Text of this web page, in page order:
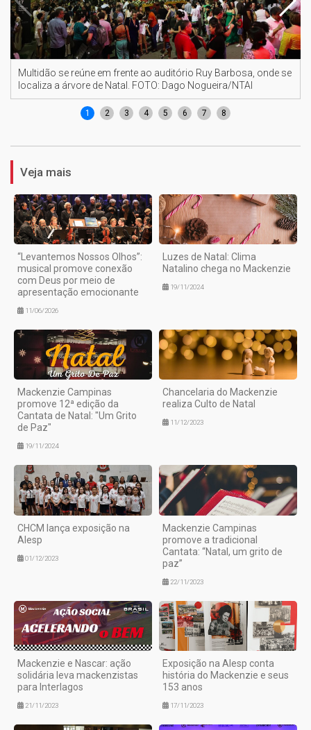
Multidão se reúne em frente ao auditório Ruy Barbosa, onde se
localiza a árvore de Natal. FOTO: Dago Nogueira/NTAI
1 2 3 4 5 6 7 8
Veja mais
“Levantemos Nossos Olhos”:
musical promove conexão
com Deus por meio de
apresentação emocionante
11/06/2026
Luzes de Natal: Clima
Natalino chega no Mackenzie
19/11/2024
Mackenzie Campinas
promove 12ª edição da
Cantata de Natal: "Um Grito
de Paz"
19/11/2024
Chancelaria do Mackenzie
realiza Culto de Natal
11/12/2023
CHCM lança exposição na
Alesp
01/12/2023
Mackenzie Campinas
promove a tradicional
Cantata: “Natal, um grito de
paz”
22/11/2023
Mackenzie e Nascar: ação
solidária leva mackenzistas
para Interlagos
21/11/2023
Exposição na Alesp conta
história do Mackenzie e seus
153 anos
17/11/2023